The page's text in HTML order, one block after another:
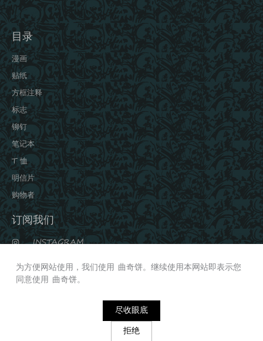
目录
漫画
贴纸
方框注释
标志
铆钉
笔记本
T 恤
明信片
购物者
订阅我们
INSTAGRAM
视频
版权所有2021©“Metal Family”
为方便网站使用，我们使用 曲奇饼。继续使用本网站即表示您
同意使用 曲奇饼。
尽收眼底
拒绝